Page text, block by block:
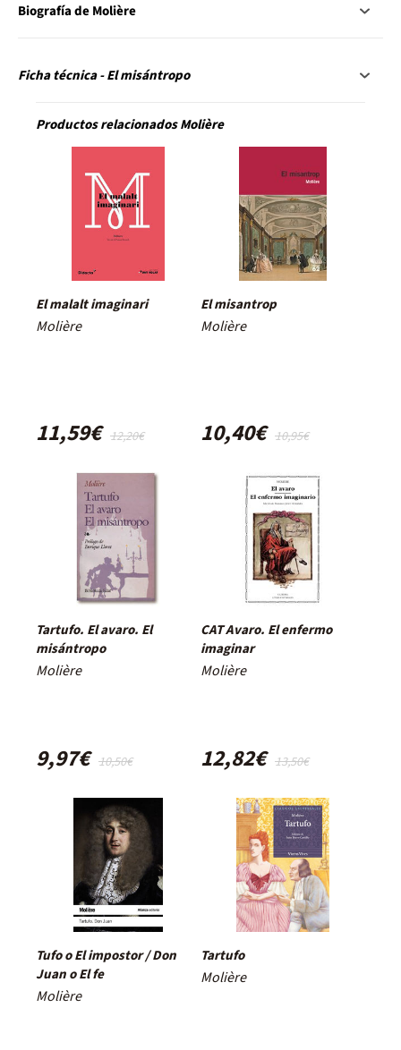
Biografía de Molière
Ficha técnica - El misántropo
Productos relacionados Molière
El malalt imaginari
Molière
12,20€
11,59€
El misantrop
Molière
10,95€
10,40€
Tartufo. El avaro. El
misántropo
Molière
10,50€
9,97€
CAT Avaro. El enfermo
imaginar
Molière
13,50€
12,82€
Tufo o El impostor / Don
Juan o El fe
Molière
Tartufo
Molière